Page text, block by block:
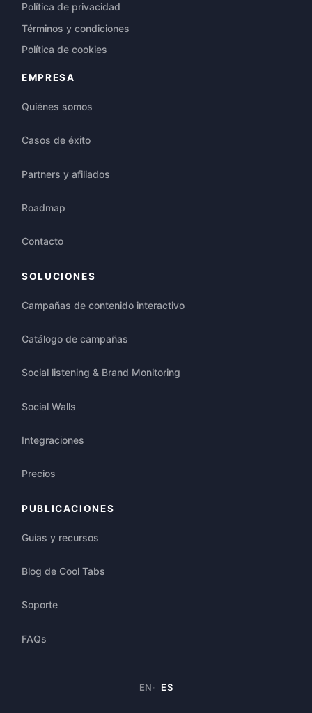
Política de privacidad
Términos y condiciones
Política de cookies
EMPRESA
Quiénes somos
Casos de éxito
Partners y afiliados
Roadmap
Contacto
SOLUCIONES
Campañas de contenido interactivo
Catálogo de campañas
Social listening & Brand Monitoring
Social Walls
Integraciones
Precios
PUBLICACIONES
Guías y recursos
Blog de Cool Tabs
Soporte
FAQs
EN ES